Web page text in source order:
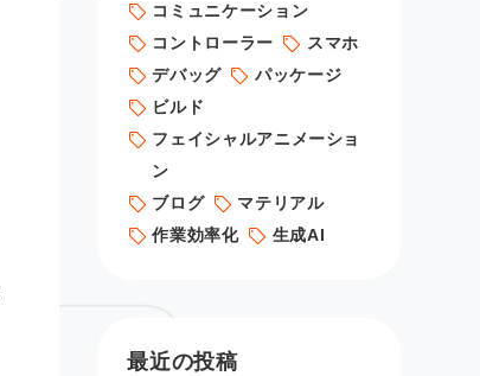
コミュニケーション
コントローラー
スマホ
デバッグ
パッケージ
ビルド
フェイシャルアニメーショ
ン
ブログ
マテリアル
作業効率化
生成AI
最近の投稿